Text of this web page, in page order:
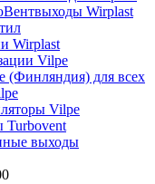
Вентвыходы Wirplast
Wirplast
Vilpe
(Финляндия) для всех
Vilpe
Turbovent
выходы